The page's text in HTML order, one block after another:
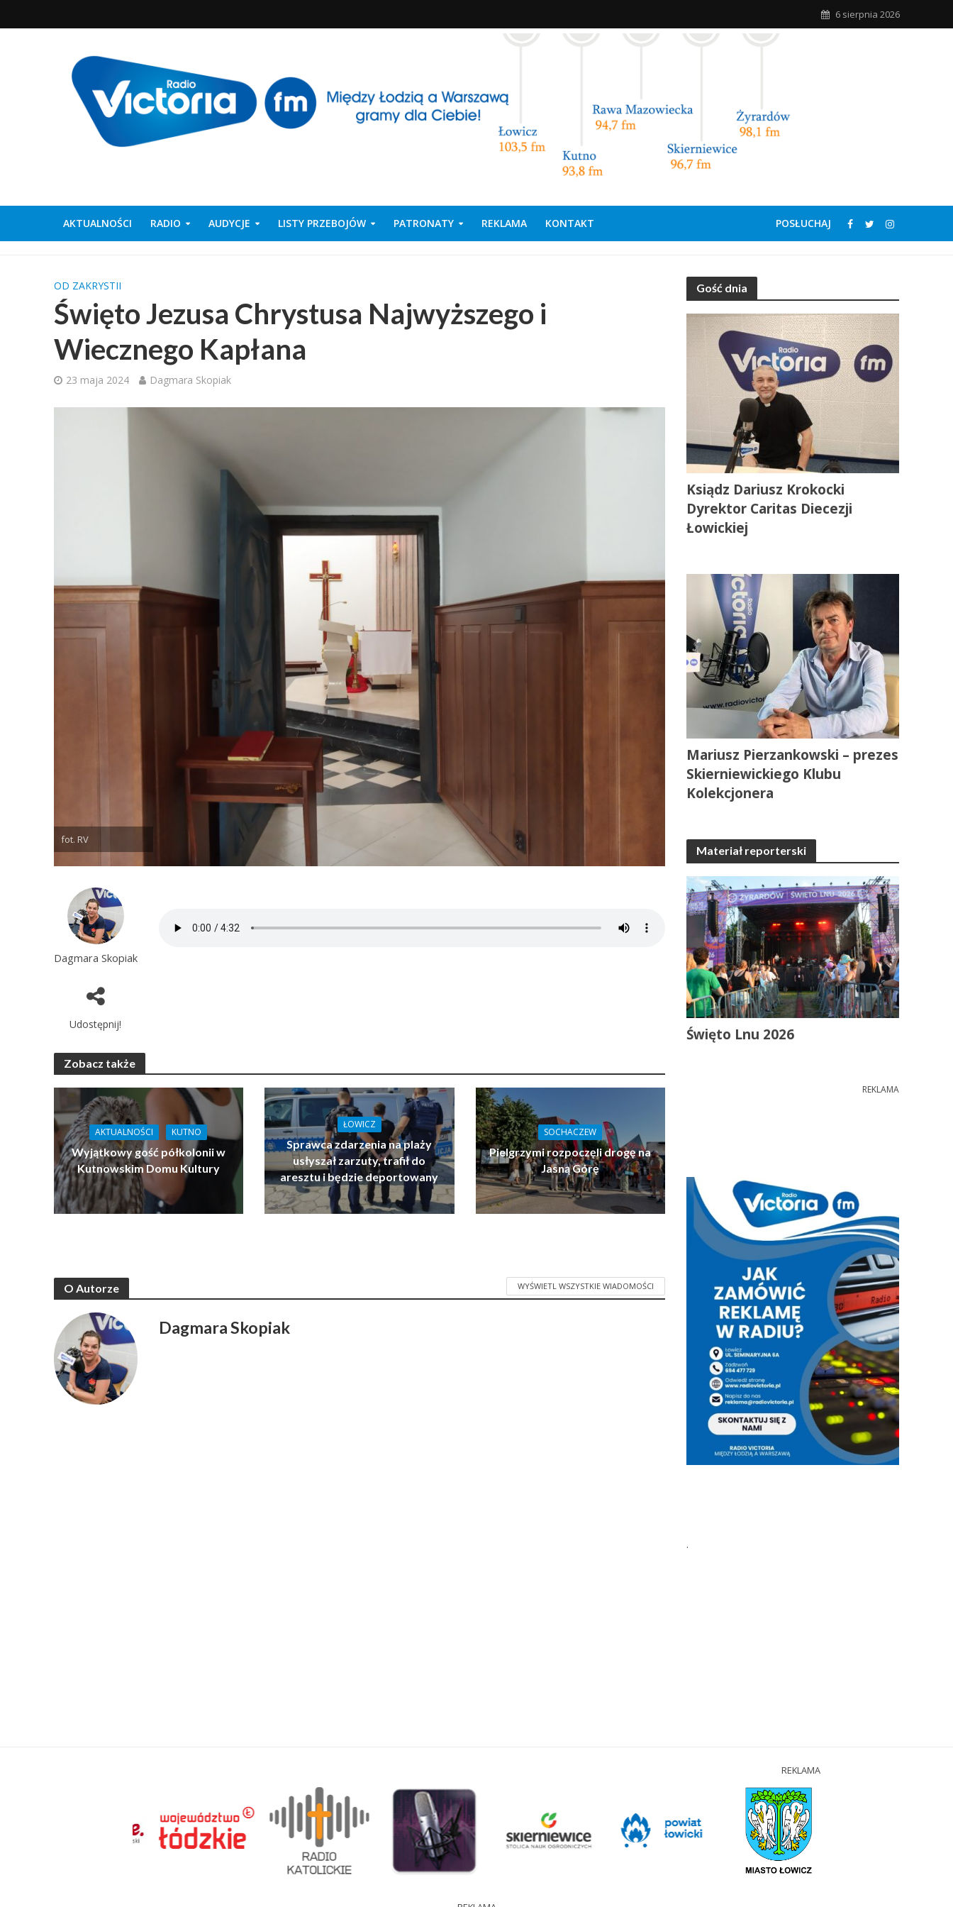
6 sierpnia 2026
AKTUALNOŚCI RADIO AUDYCJE LISTY PRZEBOJÓW PATRONATY REKLAMA KONTAKT POSŁUCHAJ
OD ZAKRYSTII
Święto Jezusa Chrystusa Najwyższego i
Wiecznego Kapłana
23 maja 2024 Dagmara Skopiak
fot. RV
Dagmara Skopiak
Udostępnij!
Zobacz także
AKTUALNOŚCI KUTNO
Wyjątkowy gość półkolonii w
Kutnowskim Domu Kultury
ŁOWICZ
Sprawca zdarzenia na plaży
usłyszał zarzuty, trafił do
aresztu i będzie deportowany
SOCHACZEW
Pielgrzymi rozpoczęli drogę na
Jasną Górę
O Autorze WYŚWIETL WSZYSTKIE WIADOMOŚCI
Dagmara Skopiak
Gość dnia
Ksiądz Dariusz Krokocki
Dyrektor Caritas Diecezji
Łowickiej
Mariusz Pierzankowski – prezes
Skierniewickiego Klubu
Kolekcjonera
Materiał reporterski
Święto Lnu 2026
REKLAMA
.
REKLAMA